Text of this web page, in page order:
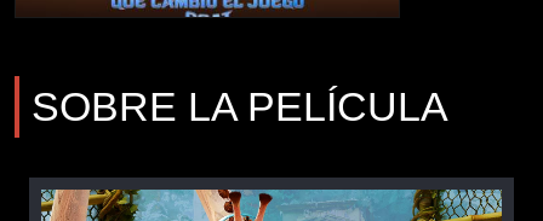
SOBRE LA PELÍCULA